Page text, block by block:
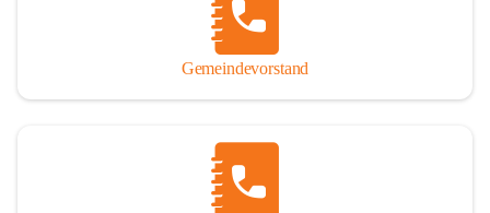
Gemeindevorstand